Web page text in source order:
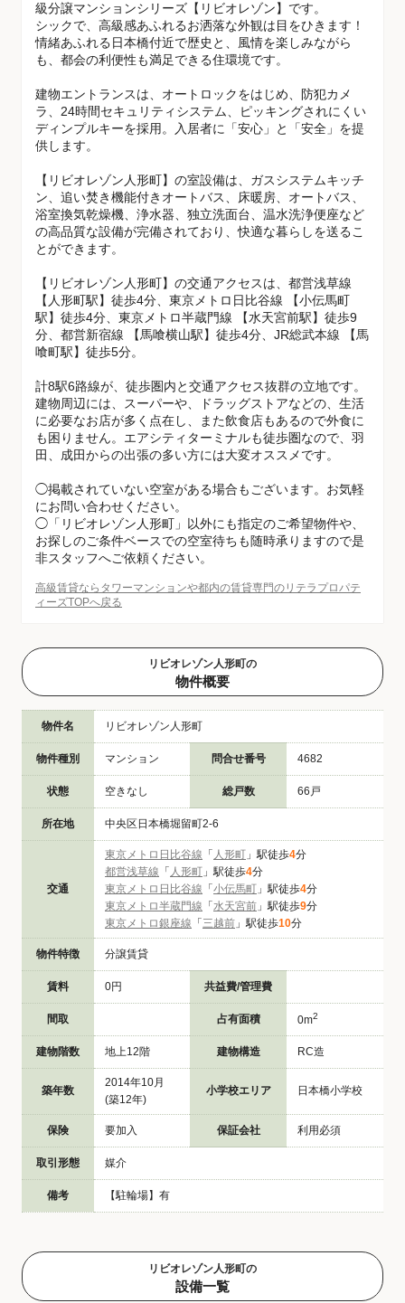
級分譲マンションシリーズ【リビオレゾン】です。
シックで、高級感あふれるお洒落な外観は目をひきます！
情緒あふれる日本橋付近で歴史と、風情を楽しみながら
も、都会の利便性も満足できる住環境です。
建物エントランスは、オートロックをはじめ、防犯カメ
ラ、24時間セキュリティシステム、ピッキングされにくい
ディンプルキーを採用。入居者に「安心」と「安全」を提
供します。
【リビオレゾン人形町】の室設備は、ガスシステムキッチ
ン、追い焚き機能付きオートバス、床暖房、オートバス、
浴室換気乾燥機、浄水器、独立洗面台、温水洗浄便座など
の高品質な設備が完備されており、快適な暮らしを送るこ
とができます。
【リビオレゾン人形町】の交通アクセスは、都営浅草線
【人形町駅】徒歩4分、東京メトロ日比谷線 【小伝馬町
駅】徒歩4分、東京メトロ半蔵門線 【水天宮前駅】徒歩9
分、都営新宿線 【馬喰横山駅】徒歩4分、JR総武本線 【馬
喰町駅】徒歩5分。
計8駅6路線が、徒歩圏内と交通アクセス抜群の立地です。
建物周辺には、スーパーや、ドラッグストアなどの、生活
に必要なお店が多く点在し、また飲食店もあるので外食に
も困りません。エアシティターミナルも徒歩圏なので、羽
田、成田からの出張の多い方には大変オススメです。
◯掲載されていない空室がある場合もございます。お気軽
にお問い合わせください。
◯「リビオレゾン人形町」以外にも指定のご希望物件や、
お探しのご条件ベースでの空室待ちも随時承りますので是
非スタッフへご依頼ください。
高級賃貸ならタワーマンションや都内の賃貸専門のリテラプロパテ
ィーズTOPへ戻る
リビオレゾン人形町の
物件概要
物件名 リビオレゾン人形町
物件種別 マンション 問合せ番号 4682
状態 空きなし 総戸数 66戸
所在地 中央区日本橋堀留町2-6
交通
東京メトロ日比谷線 「 人形町 」駅徒歩4分
都営浅草線 「 人形町 」駅徒歩4分
東京メトロ日比谷線 「 小伝馬町 」駅徒歩4分
東京メトロ半蔵門線 「 水天宮前 」駅徒歩9分
東京メトロ銀座線 「 三越前 」駅徒歩10分
物件特徴 分譲賃貸
賃料 0円 共益費/管理費
間取 占有面積 0m2
建物階数 地上12階 建物構造 RC造
築年数
2014年10月
(築12年)
小学校エリア 日本橋小学校
保険 要加入 保証会社 利用必須
取引形態 媒介
備考 【駐輪場】有
リビオレゾン人形町の
設備一覧